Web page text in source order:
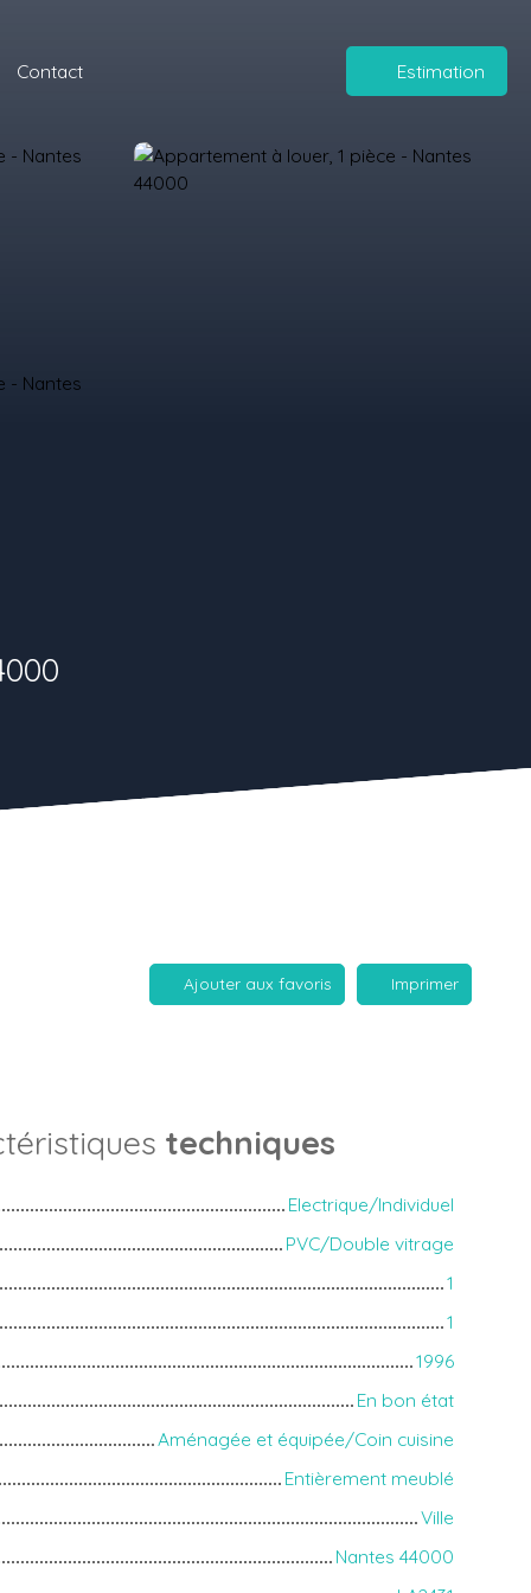
Contact Estimation
Ajouter aux favoris Imprimer
techniques
Electrique/Individuel
PVC/Double vitrage
1
1
1996
En bon état
Aménagée et équipée/Coin cuisine
Entièrement meublé
Ville
Nantes 44000